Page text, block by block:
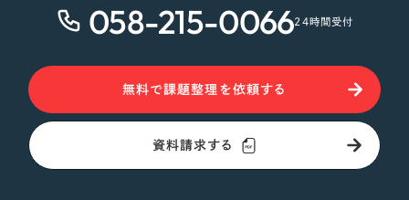
058-215-006624時間受付
無料で課題整理を依頼する
資料請求する